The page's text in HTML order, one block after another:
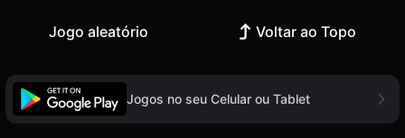
Jogo aleatório Voltar ao Topo
Jogos no seu Celular ou Tablet